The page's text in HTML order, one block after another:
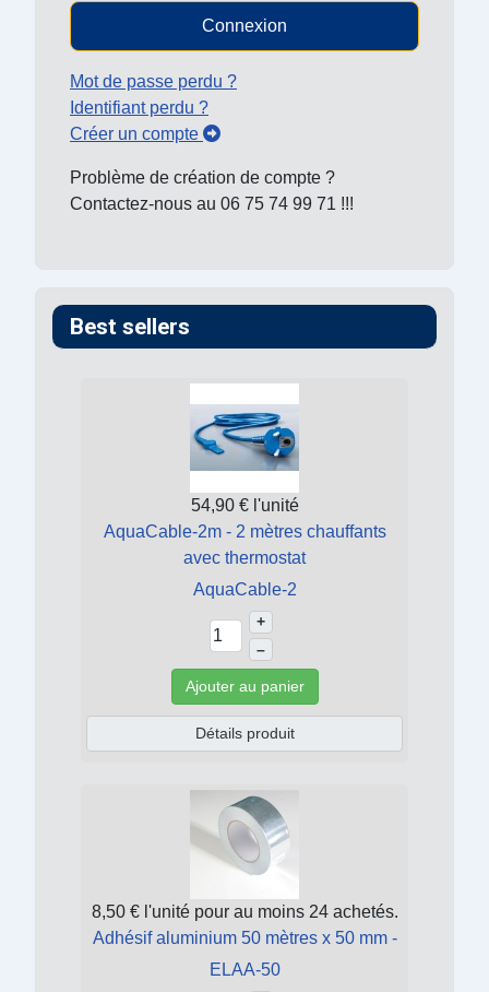
Connexion
Mot de passe perdu ?
Identifiant perdu ?
Créer un compte
Problème de création de compte ?
Contactez-nous au 06 75 74 99 71 !!!
Best sellers
54,90 € l'unité
AquaCable-2m - 2 mètres chauffants
avec thermostat
AquaCable-2
+
–
Ajouter au panier
Détails produit
8,50 € l'unité pour au moins 24 achetés.
Adhésif aluminium 50 mètres x 50 mm -
ELAA-50